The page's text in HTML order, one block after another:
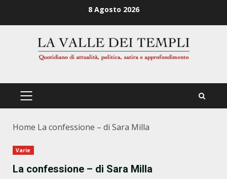
8 Agosto 2026
PRIMÄRES
Home La confessione – di Sara Milla
Varie
La confessione – di Sara Milla